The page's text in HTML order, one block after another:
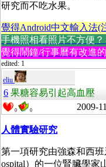
研究而不吃水果。
覺得Android中文輸入法(
手機照相看照片不方便
覺得鬧鐘/行事曆有改進
edited: 1
eliu
6 果糖容易引起高血壓
0 0 2009-
人體實驗研究
第一項研究由強森和西
ospital）的一位腎臟學家